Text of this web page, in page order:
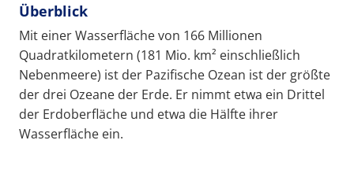
Überblick
Mit einer Wasserfläche von 166 Millionen
Quadratkilometern (181 Mio. km² einschließlich
Nebenmeere) ist der Pazifische Ozean ist der größte
der drei Ozeane der Erde. Er nimmt etwa ein Drittel
der Erdoberfläche und etwa die Hälfte ihrer
Wasserfläche ein.